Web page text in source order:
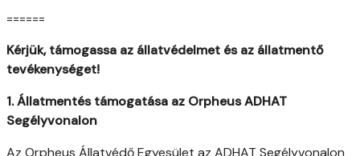
======
Kérjük, támogassa az állatvédelmet és az állatmentő
tevékenységet!
1. Állatmentés támogatása az Orpheus ADHAT
Segélyvonalon
Az Orpheus Állatvédő Egyesület az ADHAT Segélyvonalon